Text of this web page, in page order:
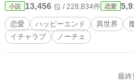
小説 13,456 位 / 228,834件 恋愛
恋愛 ハッピーエンド 異世界
イチャラブ
ノーチェ
最終